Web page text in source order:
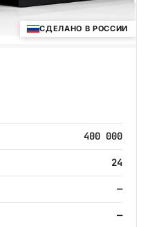
СДЕЛАНО В РОССИИ
400 000
24
—
—